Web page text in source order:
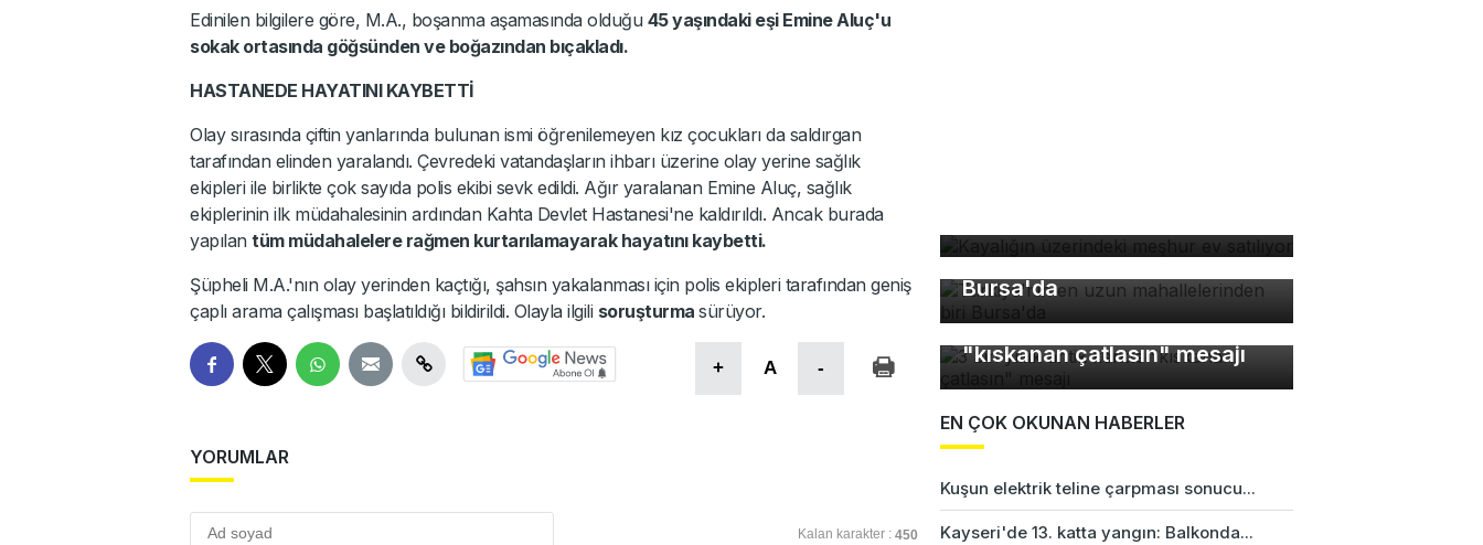
Edinilen bilgilere göre, M.A., boşanma aşamasında olduğu 45 yaşındaki eşi Emine Aluç'u
sokak ortasında göğsünden ve boğazından bıçakladı.
HASTANEDE HAYATINI KAYBETTİ
Olay sırasında çiftin yanlarında bulunan ismi öğrenilemeyen kız çocukları da saldırgan
tarafından elinden yaralandı. Çevredeki vatandaşların ihbarı üzerine olay yerine sağlık
ekipleri ile birlikte çok sayıda polis ekibi sevk edildi. Ağır yaralanan Emine Aluç, sağlık
ekiplerinin ilk müdahalesinin ardından Kahta Devlet Hastanesi'ne kaldırıldı. Ancak burada
yapılan tüm müdahalelere rağmen kurtarılamayarak hayatını kaybetti.
Şüpheli M.A.'nın olay yerinden kaçtığı, şahsın yakalanması için polis ekipleri tarafından geniş
çaplı arama çalışması başlatıldığı bildirildi. Olayla ilgili soruşturma sürüyor.
+ A -
YORUMLAR
Kalan karakter : 450
Türkiye'nin en uzun
mahallelerinden biri
Bursa'da
3 bin yıllık antik kentte
"kıskanan çatlasın" mesajı
EN ÇOK OKUNAN HABERLER
Kuşun elektrik teline çarpması sonucu...
Kayseri'de 13. katta yangın: Balkonda...